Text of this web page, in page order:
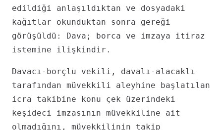
edildiği anlaşıldıktan ve dosyadaki
kağıtlar okunduktan sonra gereği
görüşüldü: Dava; borca ve imzaya itiraz
istemine ilişkindir.
Davacı-borçlu vekili, davalı-alacaklı
tarafından müvekkili aleyhine başlatılan
icra takibine konu çek üzerindeki
keşideci imzasının müvekkiline ait
olmadığını, müvekkilinin takip